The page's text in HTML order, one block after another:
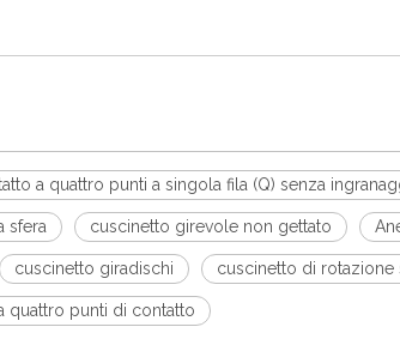
a quattro punti a singola fila (Q) senza
sfera cuscinetto girevole non gettato
cuscinetto giradischi cuscinetto di rotazione
quattro punti di contatto